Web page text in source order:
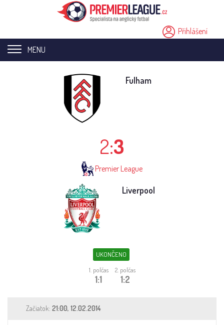
Přihlášení
MENU
Fulham
2:3
Premier League
Liverpool
UKONČENO
1. polčas
1:1
2. polčas
1:2
Začiatok: 21:00, 12.02.2014